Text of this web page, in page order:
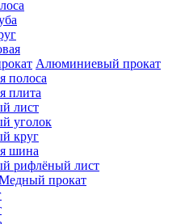
Алюминиевый прокат
полоса
плита
лист
уголок
круг
шина
рифлёный лист
прокат